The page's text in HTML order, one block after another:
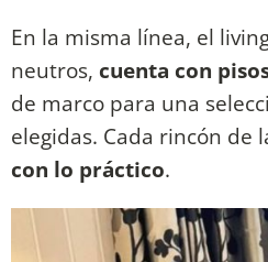
En la misma línea, el
neutros, cuenta con
de marco para una
elegidas. Cada rincón de
con lo práctico.